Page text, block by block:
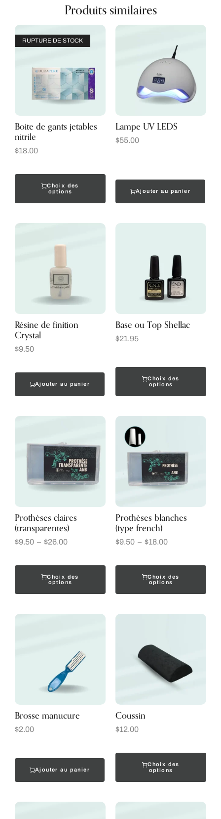
Produits similaires
RUPTURE DE STOCK
Boite de gants jetables
nitrile
$18.00
Choix des
options
Lampe UV LEDS
$55.00
Ajouter au panier
Résine de finition
Crystal
$9.50
Ajouter au panier
Base ou Top Shellac
$21.95
Choix des
options
Prothèses claires
(transparentes)
$9.50 – $26.00
Choix des
options
Prothèses blanches
(type french)
$9.50 – $18.00
Choix des
options
Brosse manucure
$2.00
Ajouter au panier
Coussin
$12.00
Choix des
options